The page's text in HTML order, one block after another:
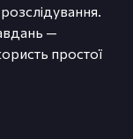
—
простої